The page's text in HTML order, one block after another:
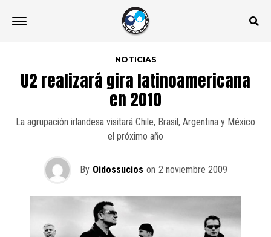
NOTICIAS
U2 realizará gira latinoamericana
en 2010
La agrupación irlandesa visitará Chile, Brasil, Argentina y México
el próximo año
By Oidossucios on 2 noviembre 2009